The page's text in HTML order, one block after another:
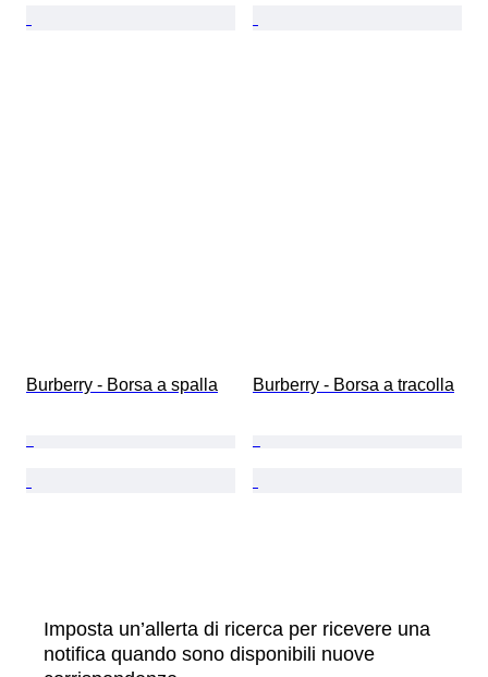
Burberry - Borsa a spalla Burberry - Borsa a tracolla
Imposta un’allerta di ricerca per ricevere una
notifica quando sono disponibili nuove